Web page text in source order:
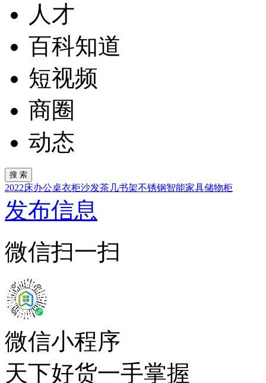
人才
百科知道
短视频
商圈
动态
2022床办公桌衣柜沙发茶几书架不锈钢智能家具储物柜
发布信息
微信扫一扫
微信小程序
天下好货一手掌握